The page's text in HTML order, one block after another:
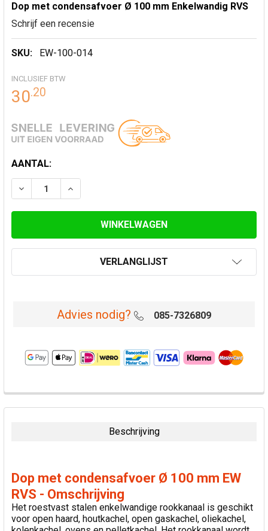
Dop met condensafvoer Ø 100 mm Enkelwandig RVS
Schrijf een recensie
SKU: EW-100-014
INCLUSIEF BTW
30.20
HUIDIGE
VOORRAAD:
AANTAL:
VERLAAG AANTAL VAN DOP MET CONDENSAFVOER Ø
VERHOOG AANTAL VAN DOP MET
VERLANGLIJST
Advies nodig? 085-7326809
VAAK
SAMEN
VOEG
GESELECTEERDE
TOE AAN
WINKELWAGEN
Beschrijving
Dop met condensafvoer Ø 100 mm EW
RVS - Omschrijving
Het roestvast stalen enkelwandige rookkanaal is geschikt
voor open haard, houtkachel, open gaskachel, oliekachel,